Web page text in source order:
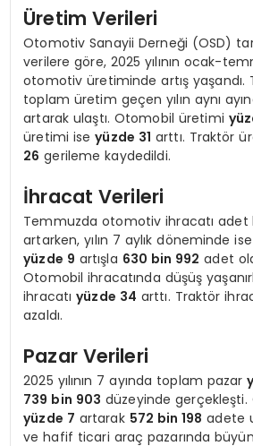
Üretim Verileri
Otomotiv Sanayii Derneği (OSD)
verilere göre, 2025 yılının ocak-
otomotiv üretiminde artış yaşandı.
toplam üretim geçen yılın aynı
artarak ulaştı. Otomobil üretimi
üretimi iseyüzde 31 arttı. Traktör
26 gerileme kaydedildi.
İhracat Verileri
Temmuzda otomotiv ihracatı adet
artarken, yılın 7 aylık döneminde
yüzde 9 artışla 630 bin 992 adet
Otomobil ihracatında düşüş
ihracatıyüzde 34 arttı. Traktör
azaldı.
Pazar Verileri
2025 yılının 7 ayında toplam pazar
739 bin 903 düzeyinde gerçekleşti.
yüzde 7 artarak 572 bin 198 adete
ve hafif ticari araç pazarında